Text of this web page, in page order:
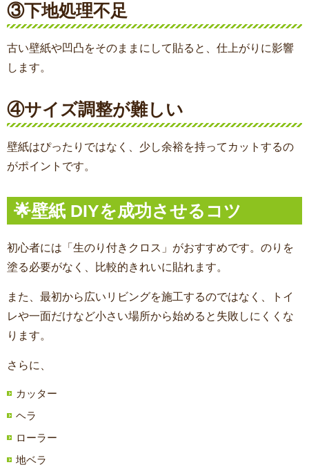
③下地処理不足
古い壁紙や凹凸をそのままにして貼ると、仕上がりに影響
します。
④サイズ調整が難しい
壁紙はぴったりではなく、少し余裕を持ってカットするの
がポイントです。
🌟壁紙 DIYを成功させるコツ
初心者には「生のり付きクロス」がおすすめです。のりを
塗る必要がなく、比較的きれいに貼れます。
また、最初から広いリビングを施工するのではなく、トイ
レや一面だけなど小さい場所から始めると失敗しにくくな
ります。
さらに、
カッター
ヘラ
ローラー
地ベラ